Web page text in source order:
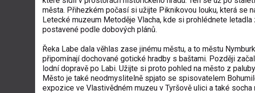
města. Přihezkém počasí si užijte Piknikovou louku, která se
Letecké muzeum Metoděje Vlacha, kde si prohlédnete
postavené podle dobových plánů.
Řeka Labe dala věhlas zase jinému městu, a to městu
připomínají dochované gotické hradby s baštami. Později
lodní dopravě po Labi. Užijte si proto pohled na město z
Město je také neodmyslitelně spjato se spisovatelem
expozice ve Vlastivědném muzeu v Tyršově ulici a také